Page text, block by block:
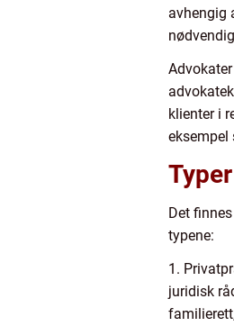
avhengig
klienter i
eksempel
Det
typene:
1.
juridisk